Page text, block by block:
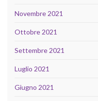
Novembre 2021
Ottobre 2021
Settembre 2021
Luglio 2021
Giugno 2021